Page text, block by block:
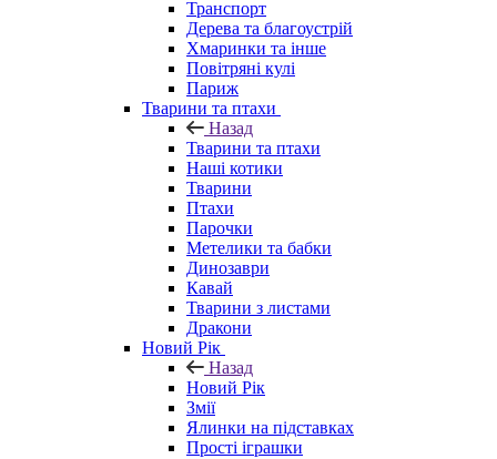
Транспорт
Дерева та благоустрій
Хмаринки та інше
Повітряні кулі
Париж
Тварини та птахи
Назад
Тварини та птахи
Наші котики
Тварини
Птахи
Парочки
Метелики та бабки
Динозаври
Кавай
Тварини з листами
Дракони
Новий Рік
Назад
Новий Рік
Змії
Ялинки на підставках
Прості іграшки